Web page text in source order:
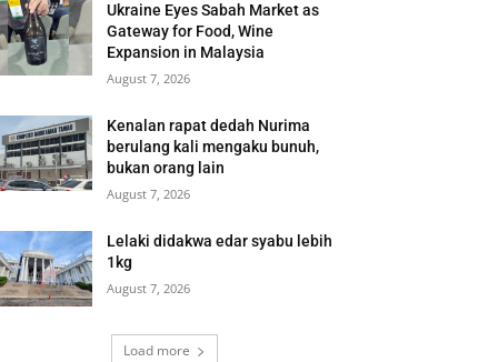
Ukraine Eyes Sabah Market as
Gateway for Food, Wine
Expansion in Malaysia
August 7, 2026
Kenalan rapat dedah Nurima
berulang kali mengaku bunuh,
bukan orang lain
August 7, 2026
Lelaki didakwa edar syabu lebih
1kg
August 7, 2026
Load more